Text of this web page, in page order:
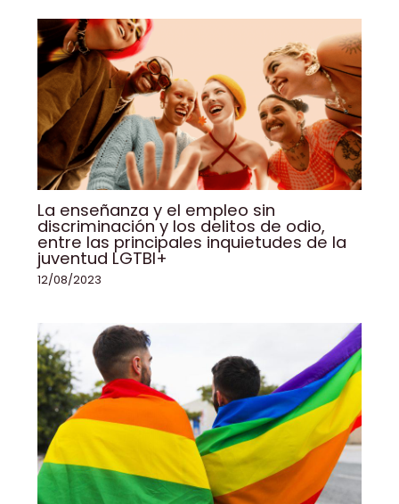
La enseñanza y el empleo sin
discriminación y los delitos de odio,
entre las principales inquietudes de la
juventud LGTBI+
12/08/2023